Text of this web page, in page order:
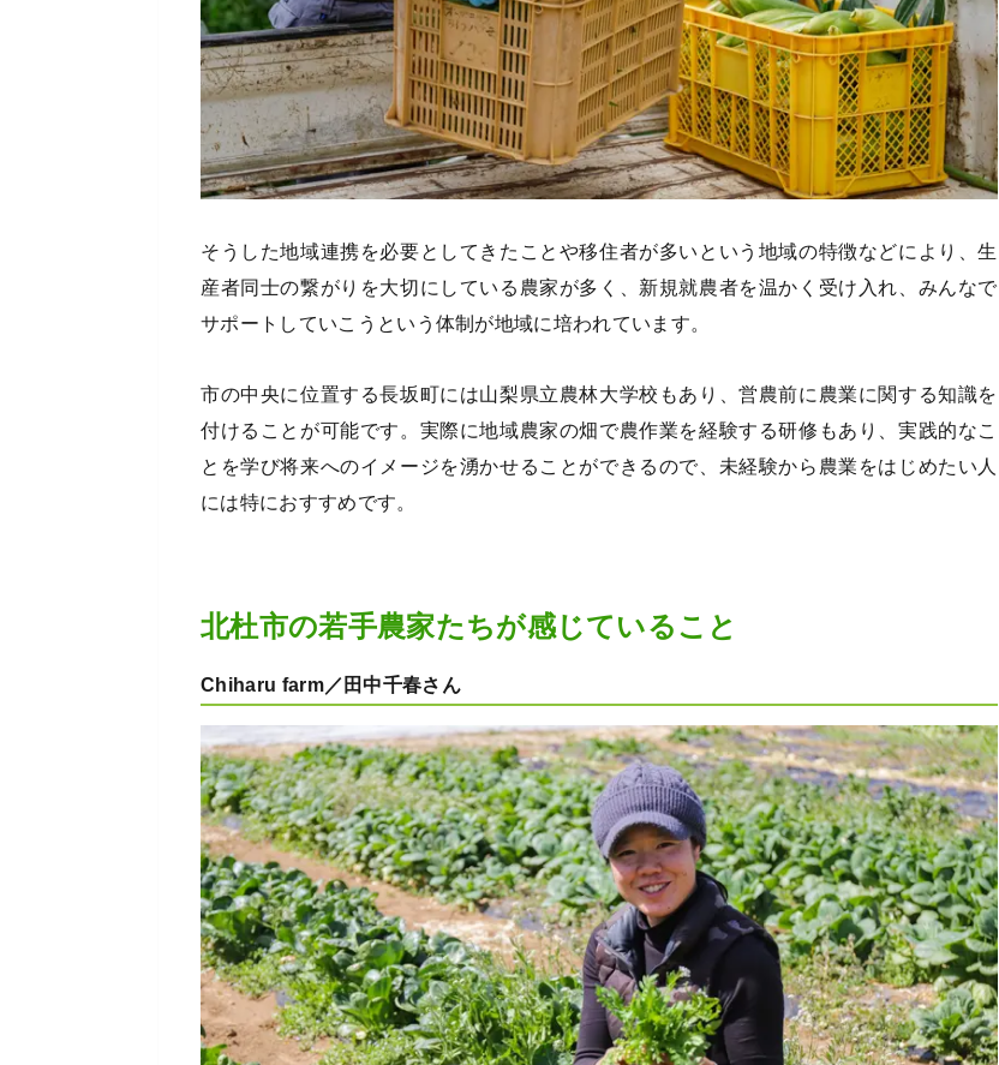
そうした地域連携を必要としてきたことや移住者が多いという地域の特徴などにより、生
産者同士の繋がりを大切にしている農家が多く、新規就農者を温かく受け入れ、みんなで
サポートしていこうという体制が地域に培われています。
市の中央に位置する長坂町には山梨県立農林大学校もあり、営農前に農業に関する知識を
付けることが可能です。実際に地域農家の畑で農作業を経験する研修もあり、実践的なこ
とを学び将来へのイメージを湧かせることができるので、未経験から農業をはじめたい人
には特におすすめです。
北杜市の若手農家たちが感じていること
Chiharu farm／田中千春さん